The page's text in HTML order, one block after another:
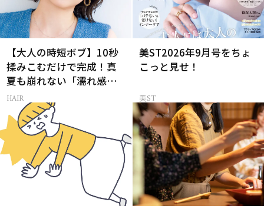
【大人の時短ボブ】10秒
揉みこむだけで完成！真
夏も崩れない「濡れ感ハ
ンサムヘア」
HAIR
美ST2026年9月号をちょ
こっと見せ！
美ST